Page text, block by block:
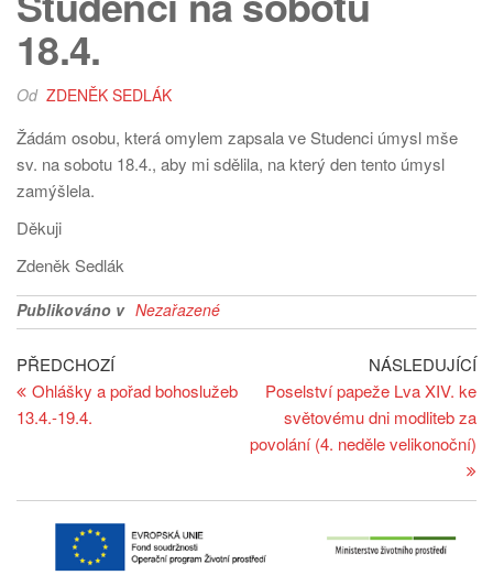
18.4.
Od ZDENĚK SEDLÁK
Žádám osobu, která omylem zapsala ve Studenci úmysl mše
sv. na sobotu 18.4., aby mi sdělila, na který den tento úmysl
zamýšlela.
Děkuji
Zdeněk Sedlák
Publikováno v Nezařazené
Navigace
pro
Předchozí
článek
PŘEDCHOZÍ
Ohlášky a pořad bohoslužeb
13.4.-19.4.
NÁSLEDUJÍCÍ
Poselství papeže Lva XIV. ke
světovému dni modliteb za
povolání (4. neděle velikonoční)